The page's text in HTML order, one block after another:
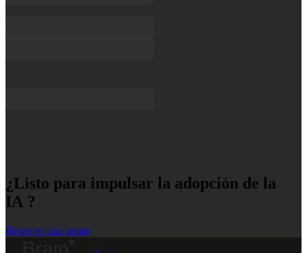
¿Listo para impulsar la adopción de la
IA ?
Reservar una demo